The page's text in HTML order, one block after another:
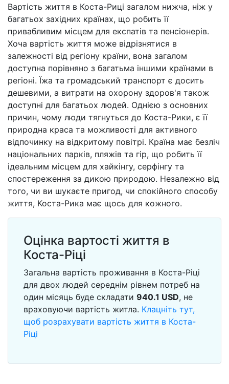
Вартість життя в Коста-Риці загалом нижча, ніж у
багатьох західних країнах, що робить її
привабливим місцем для експатів та пенсіонерів.
Хоча вартість життя може відрізнятися в
залежності від регіону країни, вона загалом
доступна порівняно з багатьма іншими країнами в
регіоні. Їжа та громадський транспорт є досить
дешевими, а витрати на охорону здоров'я також
доступні для багатьох людей. Однією з основних
причин, чому люди тягнуться до Коста-Рики, є її
природна краса та можливості для активного
відпочинку на відкритому повітрі. Країна має безліч
національних парків, пляжів та гір, що робить її
ідеальним місцем для хайкінгу, серфінгу та
спостереження за дикою природою. Незалежно від
того, чи ви шукаєте пригод, чи спокійного способу
життя, Коста-Рика має щось для кожного.
Оцінка вартості життя в
Коста-Ріці
Загальна вартість проживання в Коста-Ріці
для двох людей середнім рівнем потреб на
один місяць буде складати 940.1 USD, не
враховуючи вартість житла. Клацніть тут,
щоб розрахувати вартість життя в Коста-
Ріці